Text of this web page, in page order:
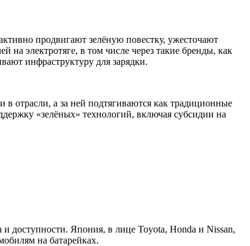
продвигают зелёную повестку, ужесточают
электротяге, в том числе через такие бренды, как
инфраструктуру для зарядки.
отрасли, а за ней подтягиваются как традиционные
«зелёных» технологий, включая субсидии на
доступности. Япония, в лице Toyota, Honda и Nissan,
на батарейках.